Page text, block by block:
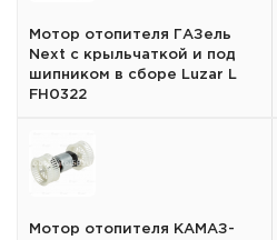
Мотор отопителя ГАЗель
Next с крыльчаткой и под
шипником в сборе Luzar L
FH0322
Мотор отопителя КАМАЗ-